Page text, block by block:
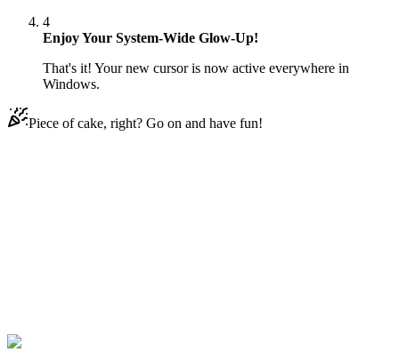
4
Enjoy Your System-Wide Glow-Up!
That's it! Your new cursor is now active everywhere in
Windows.
Piece of cake, right? Go on and have fun!
Minecraft Mobs